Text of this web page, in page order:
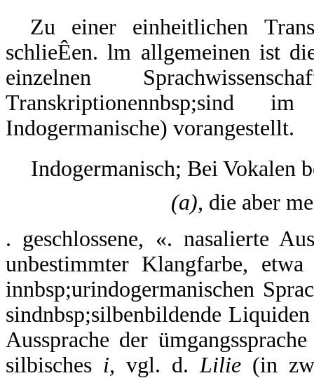
Zu einer einheitlichen
schlieÊen. lm allgemeinen ist
einzelnen
Transkriptionennbsp;sind
Indogermanische) vorangestellt.
Indogermanisch; Bei Vokalen
(a), die aber
. geschlossene, «. nasalierte
unbestimmter Klangfarbe,
innbsp;urindogermanischen
sindnbsp;silbenbildende
Aussprache der
silbisches i, vgl. d. Lilie (in